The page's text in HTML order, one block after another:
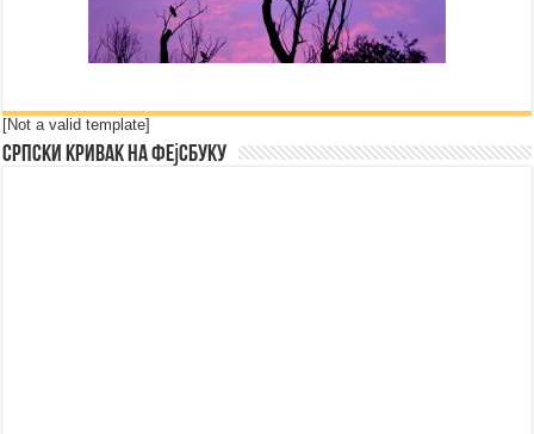
[Not a valid template]
Српски Кривак на Фејсбуку